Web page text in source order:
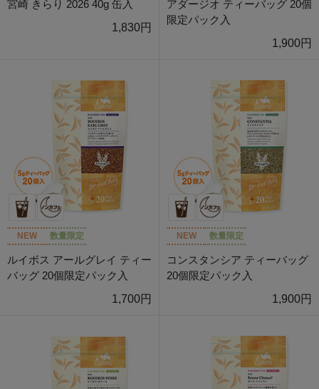
宮崎 きらり 2026 40g 缶入
1,830円
アダージオ ティーバッグ 20個
限定パック入
1,900円
NEW 数量限定
ルイボス アールグレイ ティー
バッグ 20個限定パック入
1,700円
NEW 数量限定
コンスタンシア ティーバッグ
20個限定パック入
1,900円